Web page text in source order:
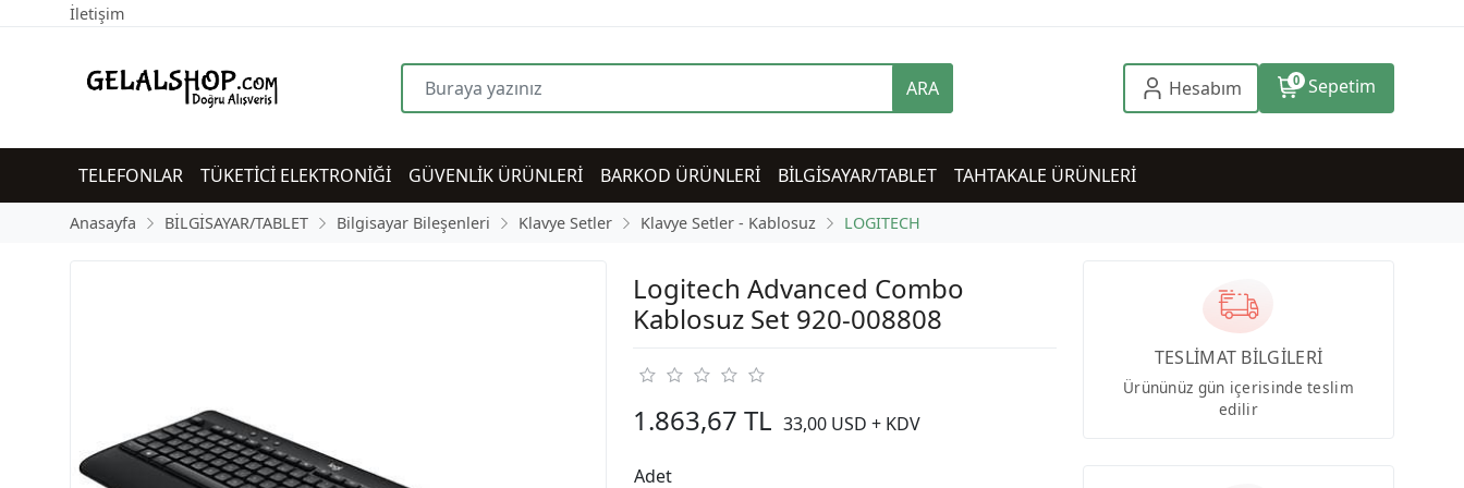
İletişim
ARA Hesabım 0 Sepetim
TELEFONLAR TÜKETİCİ ELEKTRONİĞİ GÜVENLİK ÜRÜNLERİ BARKOD ÜRÜNLERİ BİLGİSAYAR/TABLET TAHTAKALE ÜRÜNLERİ
Anasayfa BİLGİSAYAR/TABLET Bilgisayar Bileşenleri Klavye Setler Klavye Setler - Kablosuz LOGITECH
Logitech Advanced Combo
Kablosuz Set 920-008808
1.863,67 TL 33,00 USD + KDV
Adet
TESLİMAT BİLGİLERİ
Ürününüz gün içerisinde teslim
edilir